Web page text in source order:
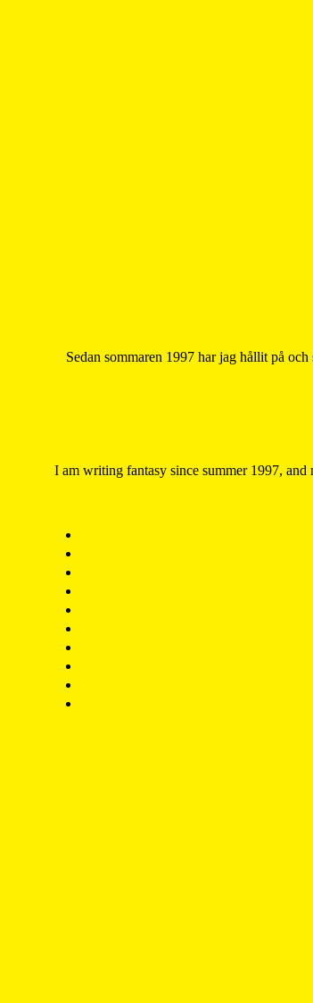
Sedan sommaren 1997 har jag hållit på
I am writing fantasy since summer 1997,